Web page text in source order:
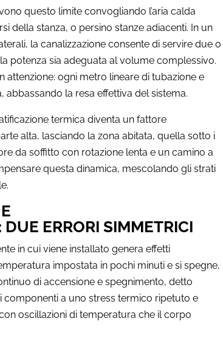
questo limite convogliando l’aria calda
della stanza, o persino stanze adiacenti. In un
la canalizzazione consente di servire due o
potenza sia adeguata al volume complessivo.
ogni metro lineare di tubazione e
abbassando la resa effettiva del sistema.
termica diventa un fattore
alta, lasciando la zona abitata, quella sotto i
da soffitto con rotazione lenta e un camino a
questa dinamica, mescolando gli strati
ERRORI SIMMETRICI
in cui viene installato genera effetti
impostata in pochi minuti e si spegne,
di accensione e spegnimento, detto
a uno stress termico ripetuto e
oscillazioni di temperatura che il corpo